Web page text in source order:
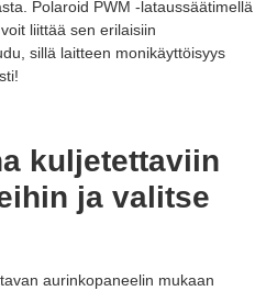
Polaroid PWM -lataussäätimellä
liittää sen erilaisiin
sillä laitteen monikäyttöisyys
kuljetettaviin
ja valitse
aurinkopaneelin mukaan